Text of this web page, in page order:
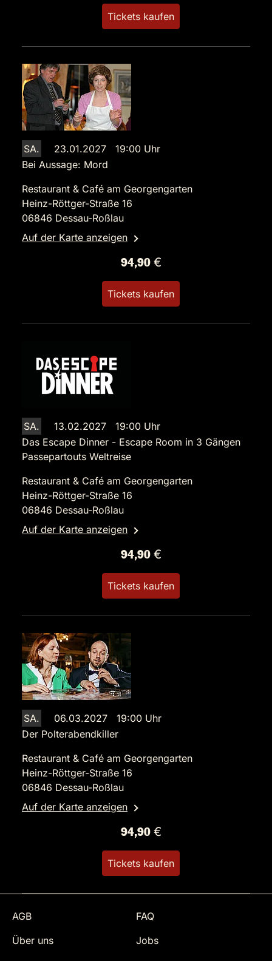
Tickets kaufen
SA.
23.01.2027 19:00 Uhr
Bei Aussage: Mord
Restaurant & Café am Georgengarten
Heinz-Röttger-Straße 16
06846 Dessau-Roßlau
Auf der Karte anzeigen
94,90 €
Tickets kaufen
SA.
13.02.2027 19:00 Uhr
Das Escape Dinner - Escape Room in 3 Gängen
Passepartouts Weltreise
Restaurant & Café am Georgengarten
Heinz-Röttger-Straße 16
06846 Dessau-Roßlau
Auf der Karte anzeigen
94,90 €
Tickets kaufen
SA.
06.03.2027 19:00 Uhr
Der Polterabendkiller
Restaurant & Café am Georgengarten
Heinz-Röttger-Straße 16
06846 Dessau-Roßlau
Auf der Karte anzeigen
94,90 €
Tickets kaufen
AGB
FAQ
Über uns
Jobs